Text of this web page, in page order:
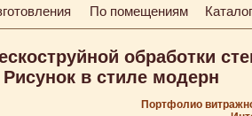
По помещениям
обработки
в стиле модерн
Портфолио